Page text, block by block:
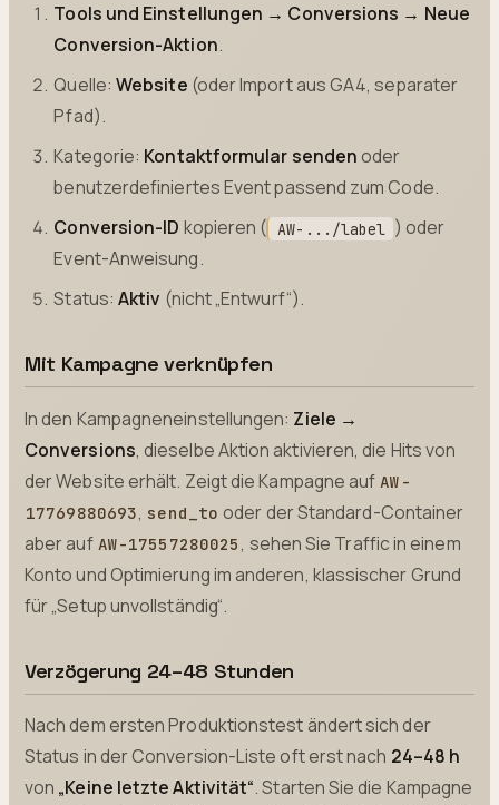
Tools und Einstellungen → Conversions → Neue
Conversion-Aktion.
Quelle:Website (oder Import aus GA4, separater
Pfad).
Kategorie: Kontaktformular sendenoder
benutzerdefiniertes Event passend zum Code.
Conversion-ID kopieren ( AW-.../label ) oder
Event-Anweisung.
Status:Aktiv (nicht „Entwurf“).
Mit Kampagne verknüpfen
In den Kampagneneinstellungen: Ziele →
Conversions, dieselbe Aktion aktivieren, die Hits von
der Website erhält. Zeigt die Kampagne auf AW-
17769880693, send_to oder der Standard-Container
aber auf AW-17557280025, sehen Sie Traffic in einem
Konto und Optimierung im anderen, klassischer Grund
für „Setup unvollständig“.
Verzögerung 24–48 Stunden
Nach dem ersten Produktionstest ändert sich der
Status in der Conversion-Liste oft erst nach 24–48 h
von „Keine letzte Aktivität“. Starten Sie die Kampagne